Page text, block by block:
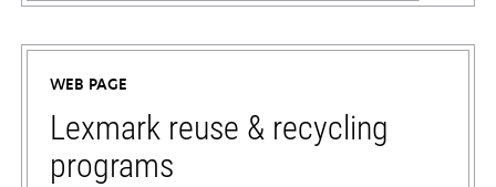
opens
in
new
tab
WEB PAGE
Lexmark reuse & recycling
programs